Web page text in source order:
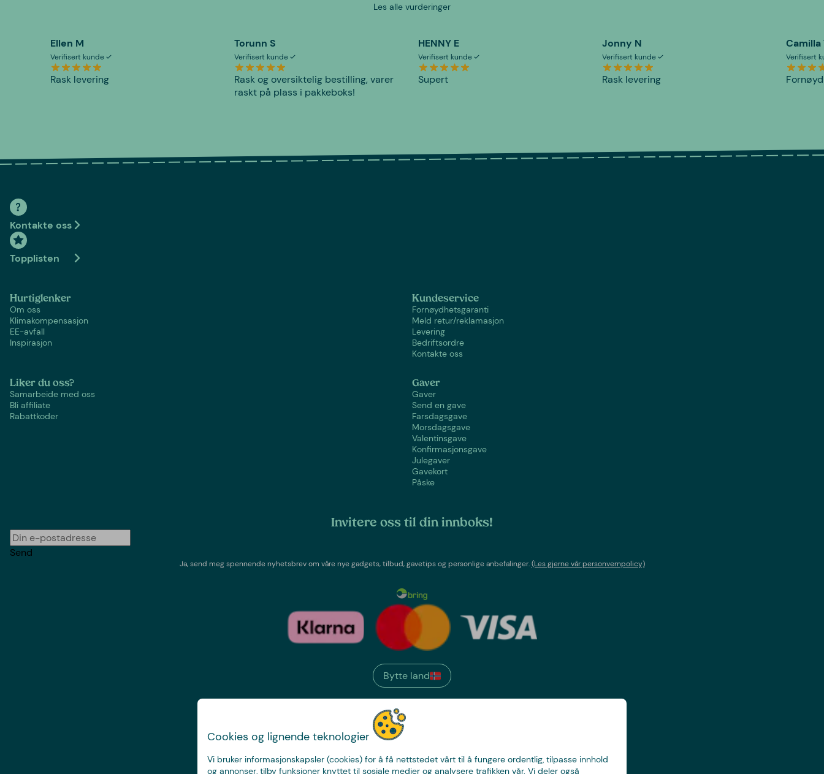
Cookies og lignende teknologier
Vi bruker informasjonskapsler (cookies) for å få nettstedet vårt til å fungere ordentlig, tilpasse innhold
og annonser, tilby funksjoner knyttet til sosiale medier og analysere trafikken vår. Vi deler også
Les alle vurderinger
Ellen M
Verifisert kunde
Rask levering
Torunn S
Verifisert kunde
Rask og oversiktelig bestilling, varer
raskt på plass i pakkeboks!
HENNY E
Verifisert kunde
Supert
Jonny N
Verifisert kunde
Rask levering
Camilla
Verifisert
Fornøyd
Kontakte oss
Topplisten
Hurtiglenker
Om oss
Klimakompensasjon
EE-avfall
Inspirasjon
Kundeservice
Fornøydhetsgaranti
Meld retur/reklamasjon
Levering
Bedriftsordre
Kontakte oss
Liker du oss?
Samarbeide med oss
Bli affiliate
Rabattkoder
Gaver
Gaver
Send en gave
Farsdagsgave
Morsdagsgave
Valentinsgave
Konfirmasjonsgave
Julegaver
Gavekort
Påske
Invitere oss til din innboks!
Send
Ja, send meg spennende nyhetsbrev om våre nye gadgets, tilbud, gavetips og personlige anbefalinger.(Les gjerne vår personvernpolicy)
Bytte land